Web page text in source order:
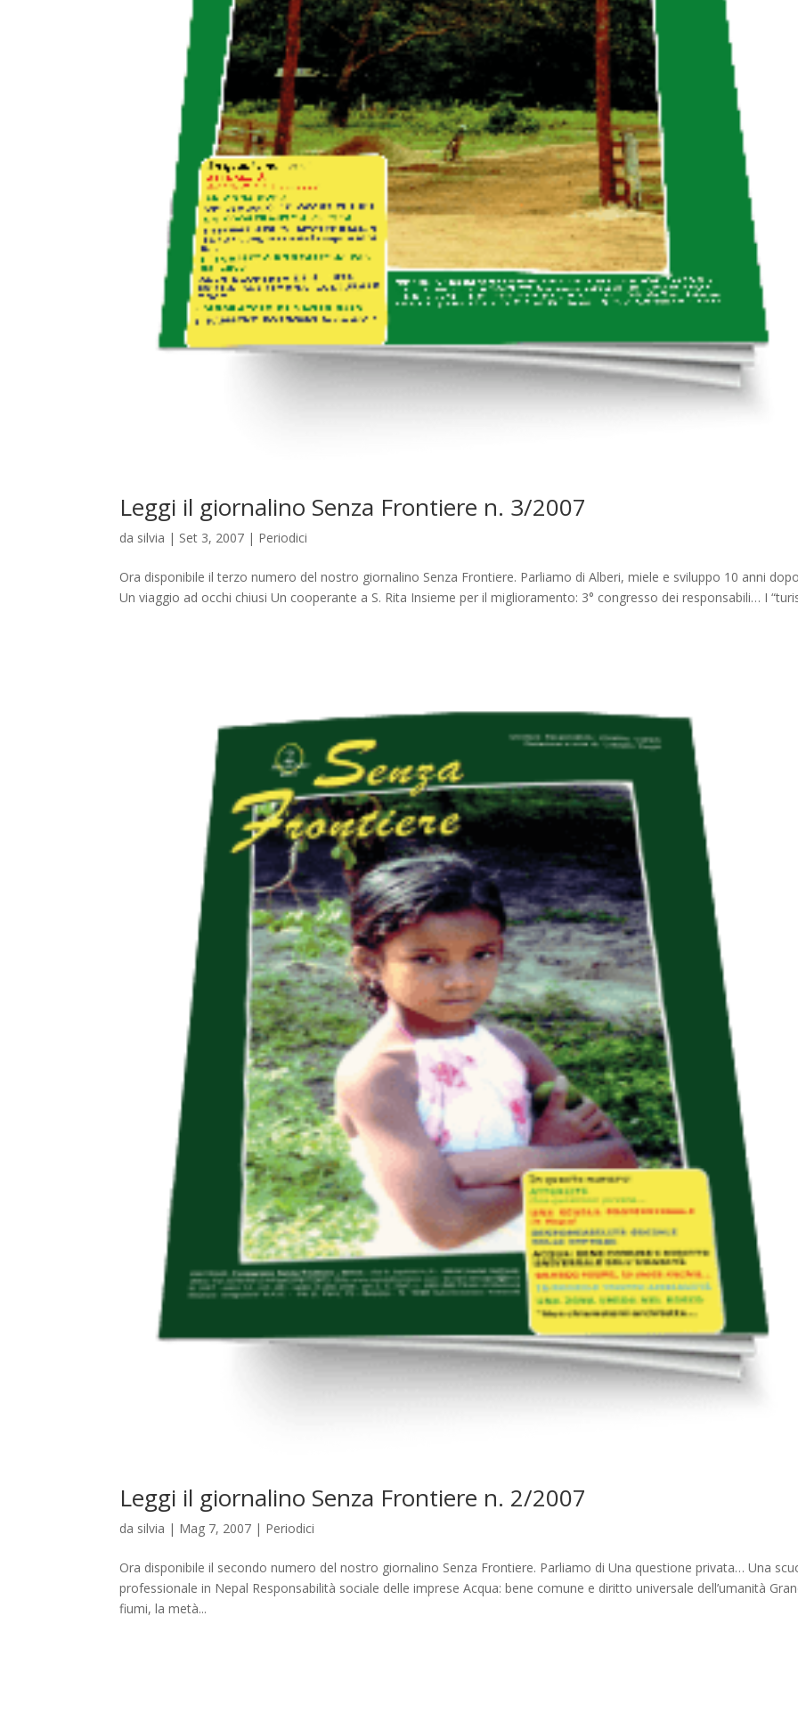
Leggi il giornalino Senza Frontiere n. 3/2007
da silvia | Set 3, 2007 | Periodici
Ora disponibile il terzo numero del nostro giornalino Senza Frontiere. Parliamo di Alberi, miele e sviluppo 10 anni
Un viaggio ad occhi chiusi Un cooperante a S. Rita Insieme per il miglioramento: 3° congresso dei responsabili… I
Leggi il giornalino Senza Frontiere n. 2/2007
da silvia | Mag 7, 2007 | Periodici
Ora disponibile il secondo numero del nostro giornalino Senza Frontiere. Parliamo di Una questione privata… Una
professionale in Nepal Responsabilità sociale delle imprese Acqua: bene comune e diritto universale dell’umanità
fiumi, la metà...